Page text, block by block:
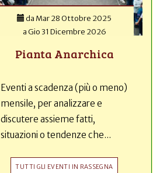
da Mar 28 Ottobre 2025
aGio 31 Dicembre 2026
Pianta Anarchica
Eventi a scadenza (più o meno)
mensile, per analizzare e
discutere assieme fatti,
situazioni o tendenze che...
TUTTI GLI EVENTI IN RASSEGNA